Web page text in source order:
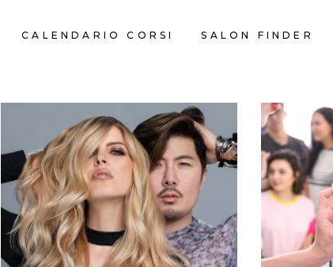
CALENDARIO CORSI SALON FINDER